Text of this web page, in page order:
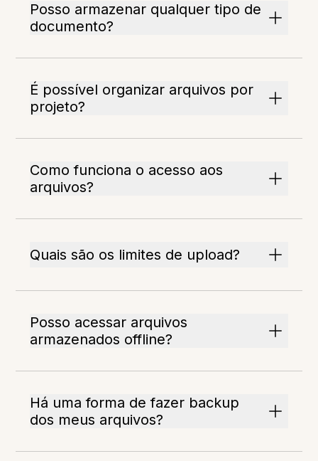
Posso armazenar qualquer tipo de
documento?
É possível organizar arquivos por
projeto?
Como funciona o acesso aos
arquivos?
Quais são os limites de upload?
Posso acessar arquivos
armazenados offline?
Há uma forma de fazer backup
dos meus arquivos?